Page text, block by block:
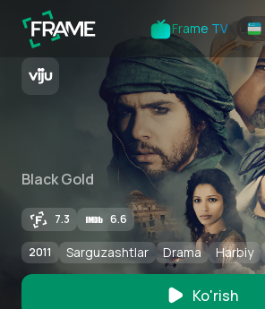
Frame TV
Black Gold
7.3 6.6
2011 Sarguzashtlar Drama Harbiy
Ko'rish